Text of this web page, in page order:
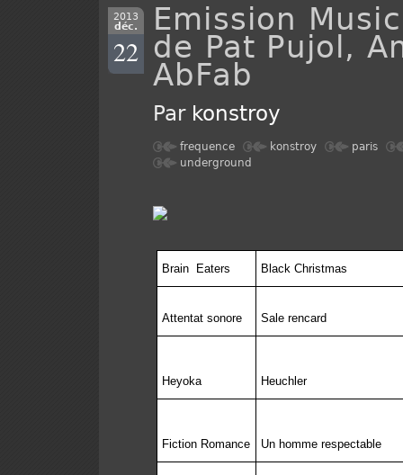
2013
déc.
22
Emission
de Pat Pujol,
AbFab
Par konstroy
frequence konstroy
paris
underground
Brain Eaters Black Christmas
Attentat sonore Sale rencard
Heyoka Heuchler
Fiction Romance Un homme respectable